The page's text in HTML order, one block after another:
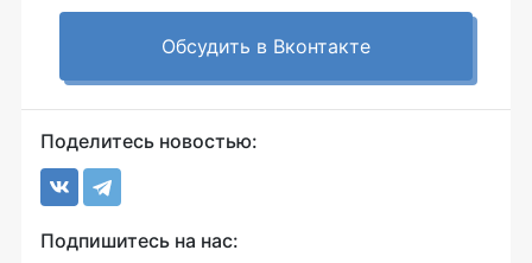
Обсудить в Вконтакте
Поделитесь новостью:
Подпишитесь на нас: